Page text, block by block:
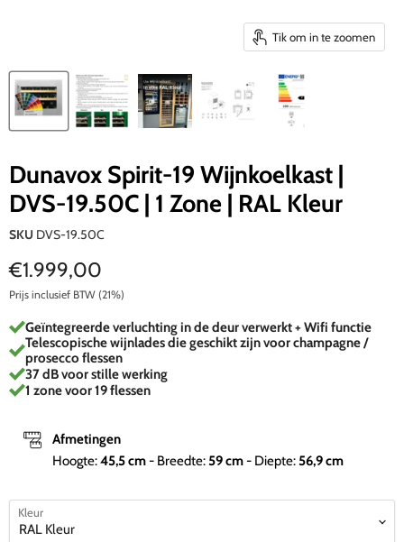
Tik om in te zoomen
Dunavox Spirit-19 Wijnkoelkast |
DVS-19.50C | 1 Zone | RAL Kleur
SKU DVS-19.50C
Huidige prijs
€1.999,00
Prijs inclusief BTW (21%)
Geïntegreerde verluchting in de deur verwerkt + Wifi functie
Telescopische wijnlades die geschikt zijn voor champagne /
prosecco flessen
37 dB voor stille werking
1 zone voor 19 flessen
Afmetingen
Hoogte:45,5cm- Breedte:59cm- Diepte:56,9cm
Kleur